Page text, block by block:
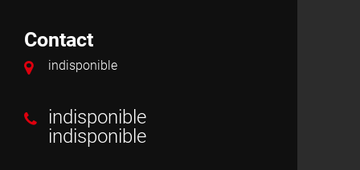
Contact
indisponible
indisponible
indisponible